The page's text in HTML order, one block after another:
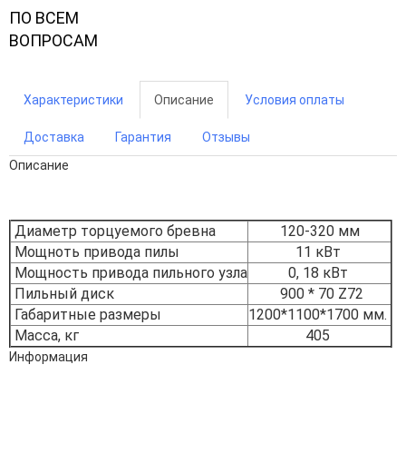
ПО ВСЕМ
ВОПРОСАМ
Характеристики Описание Условия оплаты
Доставка Гарантия
Отзывы
Описание
Диаметр торцуемого бревна
120-320 мм
Мощноть привода пилы
11 кВт
Мощность привода пильного узла
0, 18 кВт
Пильный диск
900 * 70 Z72
Габаритные размеры
1200*1100*1700 мм.
Масса, кг
405
Информация